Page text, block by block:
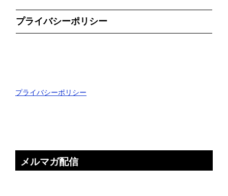
プライバシーポリシー
プライバシーポリシー
メルマガ配信